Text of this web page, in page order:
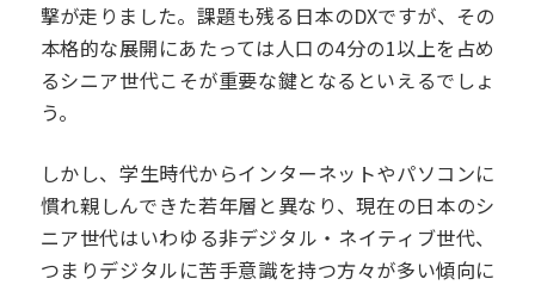
撃が走りました。課題も残る日本のDXですが、その
本格的な展開にあたっては人口の4分の1以上を占め
るシニア世代こそが重要な鍵となるといえるでしょ
う。
しかし、学生時代からインターネットやパソコンに
慣れ親しんできた若年層と異なり、現在の日本のシ
ニア世代はいわゆる非デジタル・ネイティブ世代、
つまりデジタルに苦手意識を持つ方々が多い傾向に